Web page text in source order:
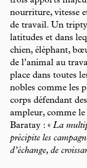
nourriture, vitesse
de travail. Un
latitudes et dans
chien, éléphant,
de l’animal au
place dans toutes
nobles comme les
corps défendant
ampleur, comme
Baratay : « La
précipite les
d’échange, de